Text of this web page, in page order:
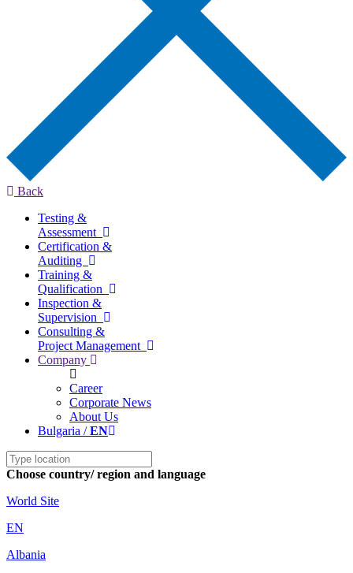
Back
Testing &
Assessment
Certification &
Auditing
Training &
Qualification
Inspection &
Supervision
Consulting &
Project Management
Company
Career
Corporate News
About Us
Bulgaria /EN
Choose country/ region and language
World Site
EN
Albania